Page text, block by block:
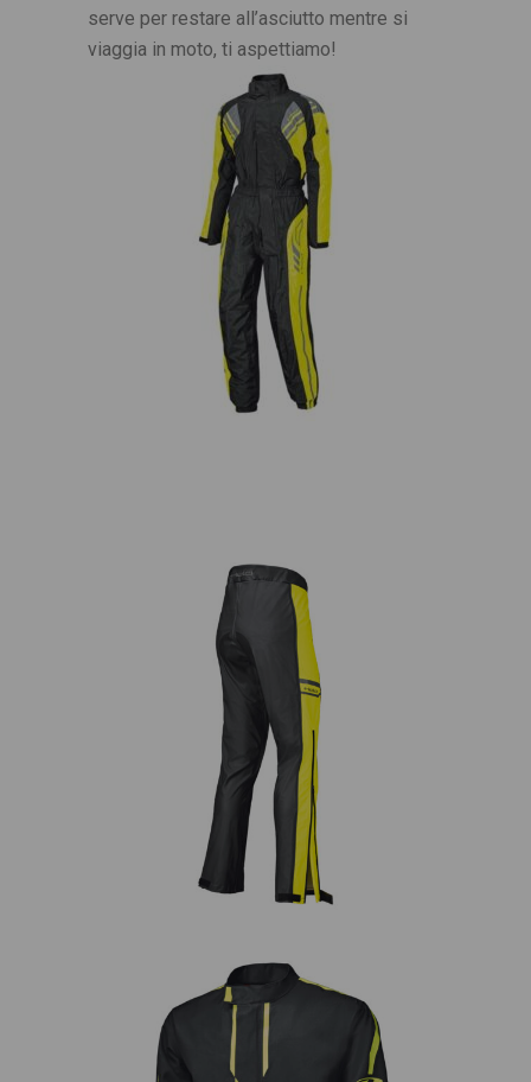
serve per restare all’asciutto mentre si
viaggia in moto, ti aspettiamo!